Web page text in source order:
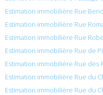
Estimation immobilière Rue
Estimation immobilière Rue
Estimation immobilière Rue
Estimation immobilière Rue de
Estimation immobilière Rue des
Estimation immobilière Rue du
Estimation immobilière Rue du